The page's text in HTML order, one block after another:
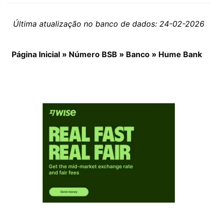
Última atualização no banco de dados: 24-02-2026
Página Inicial » Número BSB » Banco » Hume Bank